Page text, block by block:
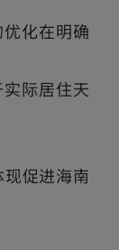
化在明确
际居住天
促进海南